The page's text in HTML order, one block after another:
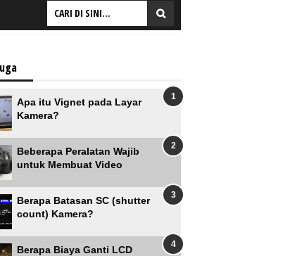
Apa itu Vignet pada Layar
Kamera?
Beberapa Peralatan Wajib
untuk Membuat Video
Berapa Batasan SC (shutter
count) Kamera?
Berapa Biaya Ganti LCD